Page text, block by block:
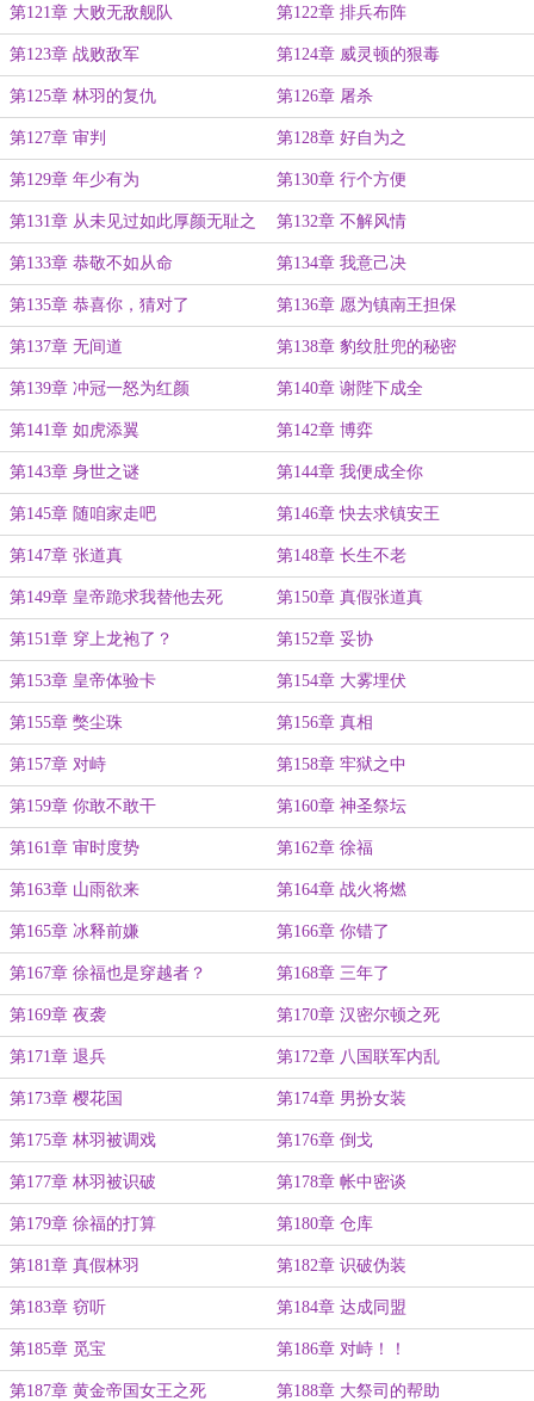
第121章 大败无敌舰队 第122章 排兵布阵
第123章 战败敌军 第124章 威灵顿的狠毒
第125章 林羽的复仇 第126章 屠杀
第127章 审判 第128章 好自为之
第129章 年少有为 第130章 行个方便
第131章 从未见过如此厚颜无耻之
人
第132章 不解风情
第133章 恭敬不如从命 第134章 我意己决
第135章 恭喜你，猜对了 第136章 愿为镇南王担保
第137章 无间道 第138章 豹纹肚兜的秘密
第139章 冲冠一怒为红颜 第140章 谢陛下成全
第141章 如虎添翼 第142章 博弈
第143章 身世之谜 第144章 我便成全你
第145章 随咱家走吧 第146章 快去求镇安王
第147章 张道真 第148章 长生不老
第149章 皇帝跪求我替他去死 第150章 真假张道真
第151章 穿上龙袍了？ 第152章 妥协
第153章 皇帝体验卡 第154章 大雾埋伏
第155章 獘尘珠 第156章 真相
第157章 对峙 第158章 牢狱之中
第159章 你敢不敢干 第160章 神圣祭坛
第161章 审时度势 第162章 徐福
第163章 山雨欲来 第164章 战火将燃
第165章 冰释前嫌 第166章 你错了
第167章 徐福也是穿越者？ 第168章 三年了
第169章 夜袭 第170章 汉密尔顿之死
第171章 退兵 第172章 八国联军内乱
第173章 樱花国 第174章 男扮女装
第175章 林羽被调戏 第176章 倒戈
第177章 林羽被识破 第178章 帐中密谈
第179章 徐福的打算 第180章 仓库
第181章 真假林羽 第182章 识破伪装
第183章 窃听 第184章 达成同盟
第185章 觅宝 第186章 对峙！！
第187章 黄金帝国女王之死 第188章 大祭司的帮助